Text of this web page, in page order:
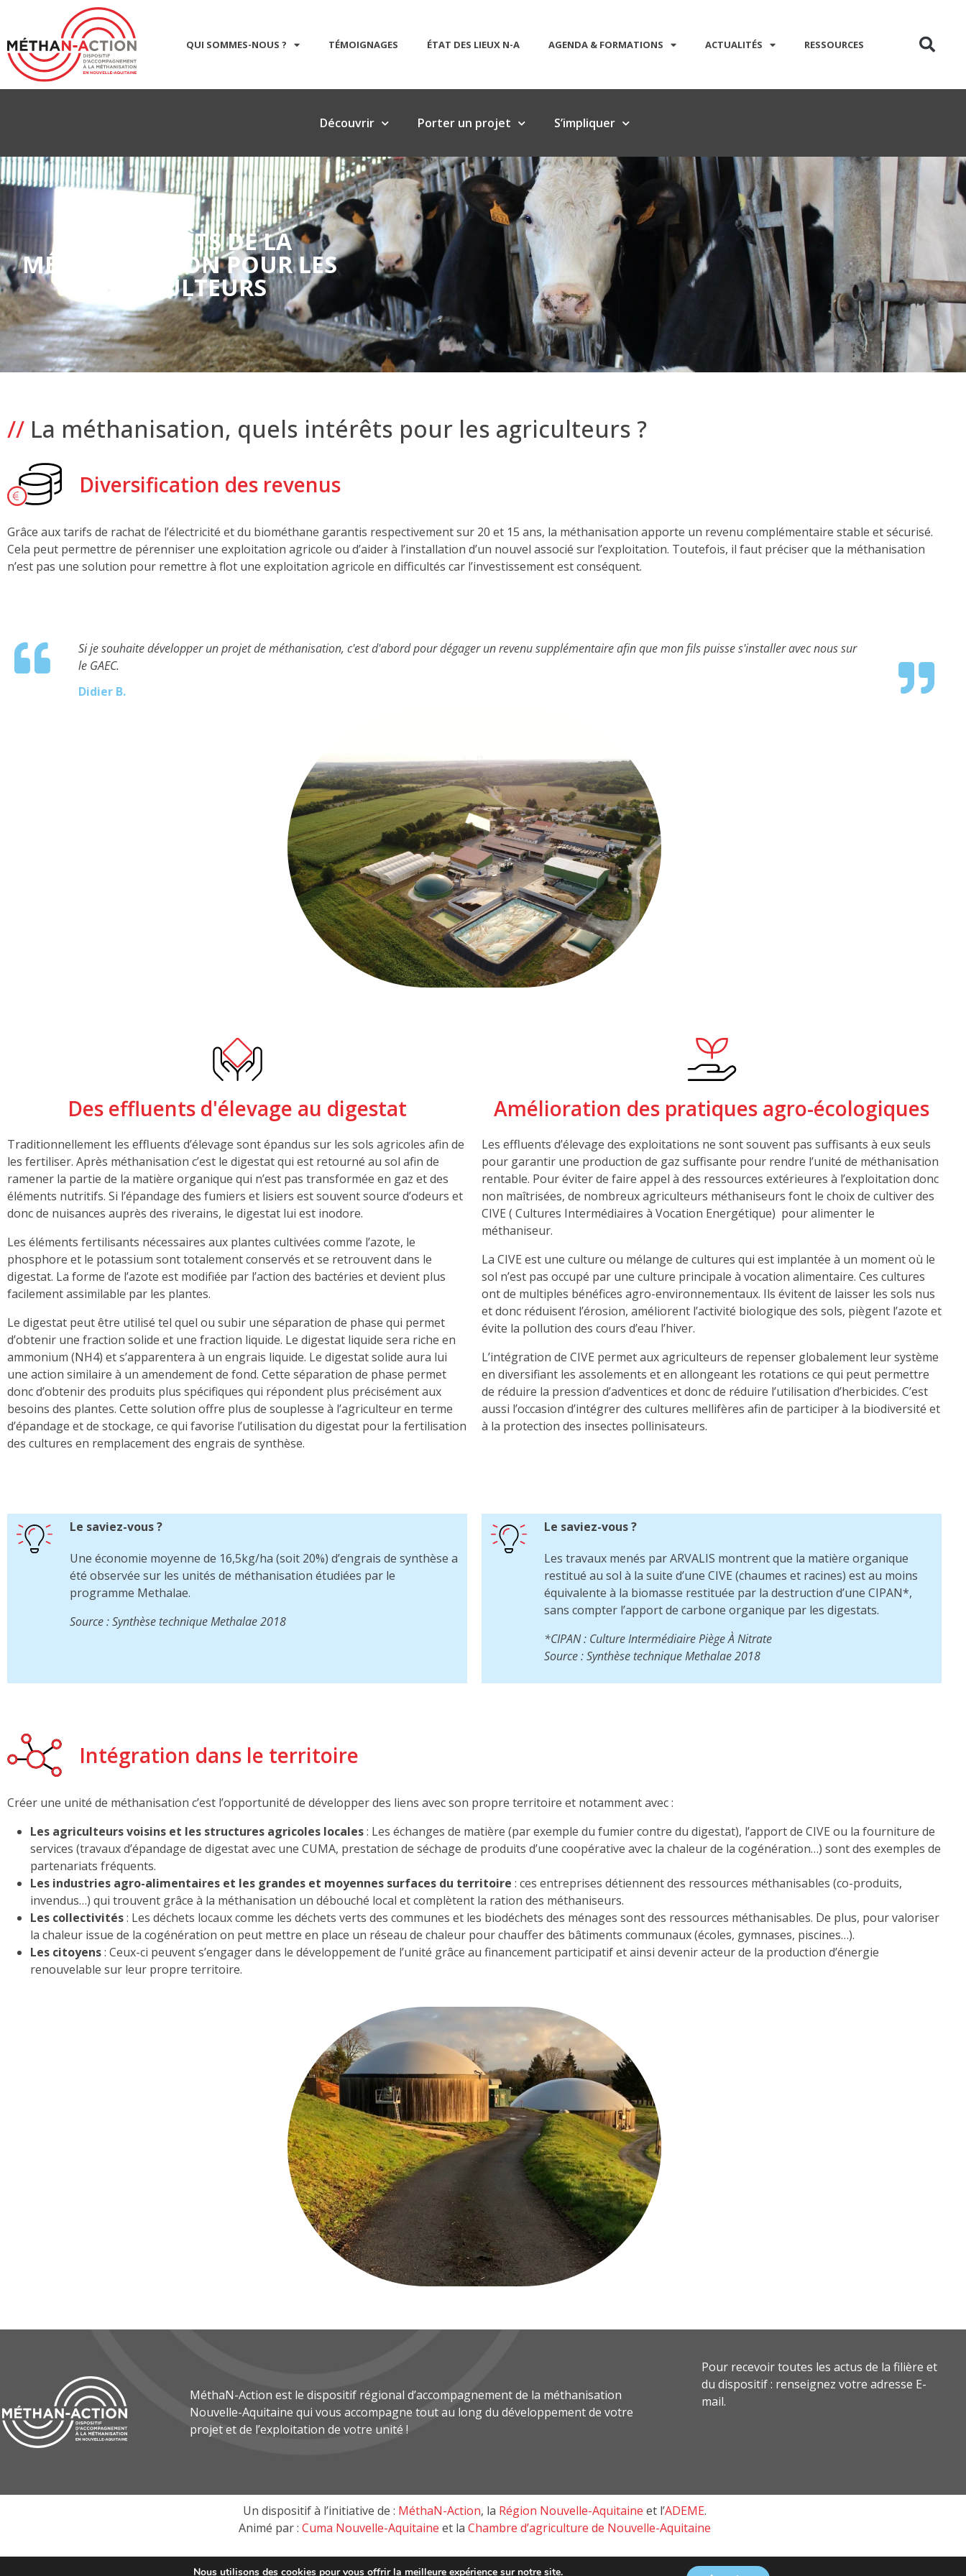
QUI SOMMES-NOUS ? TÉMOIGNAGES ÉTAT DES LIEUX N-A AGENDA & FORMATIONS ACTUALITÉS RESSOURCES
Découvrir Porter un projet S’impliquer
LES INTÉRÊTS DE LA
MÉTHANISATION POUR LES
AGRICULTEURS
// La méthanisation, quels intérêts pour les agriculteurs ?
Diversification des revenus
Grâce aux tarifs de rachat de l’électricité et du biométhane garantis respectivement sur 20 et 15 ans, la méthanisation apporte un revenu complémentaire stable et sécurisé.
Cela peut permettre de pérenniser une exploitation agricole ou d’aider à l’installation d’un nouvel associé sur l’exploitation. Toutefois, il faut préciser que la méthanisation
n’est pas une solution pour remettre à flot une exploitation agricole en difficultés car l’investissement est conséquent.
Si je souhaite développer un projet de méthanisation, c'est d'abord pour dégager un revenu supplémentaire afin que mon fils puisse s'installer avec nous sur
le GAEC.
Didier B.
Des effluents d'élevage au digestat
Traditionnellement les effluents d’élevage sont épandus sur les sols agricoles afin de
les fertiliser. Après méthanisation c’est le digestat qui est retourné au sol afin de
ramener la partie de la matière organique qui n’est pas transformée en gaz et des
éléments nutritifs. Si l’épandage des fumiers et lisiers est souvent source d’odeurs et
donc de nuisances auprès des riverains, le digestat lui est inodore.
Les éléments fertilisants nécessaires aux plantes cultivées comme l’azote, le
phosphore et le potassium sont totalement conservés et se retrouvent dans le
digestat. La forme de l’azote est modifiée par l’action des bactéries et devient plus
facilement assimilable par les plantes.
Le digestat peut être utilisé tel quel ou subir une séparation de phase qui permet
d’obtenir une fraction solide et une fraction liquide. Le digestat liquide sera riche en
ammonium (NH4) et s’apparentera à un engrais liquide. Le digestat solide aura lui
une action similaire à un amendement de fond. Cette séparation de phase permet
donc d’obtenir des produits plus spécifiques qui répondent plus précisément aux
besoins des plantes. Cette solution offre plus de souplesse à l’agriculteur en terme
d’épandage et de stockage, ce qui favorise l’utilisation du digestat pour la fertilisation
des cultures en remplacement des engrais de synthèse.
Amélioration des pratiques agro-écologiques
Les effluents d’élevage des exploitations ne sont souvent pas suffisants à eux seuls
pour garantir une production de gaz suffisante pour rendre l’unité de méthanisation
rentable. Pour éviter de faire appel à des ressources extérieures à l’exploitation donc
non maîtrisées, de nombreux agriculteurs méthaniseurs font le choix de cultiver des
CIVE ( Cultures Intermédiaires à Vocation Energétique) pour alimenter le
méthaniseur.
La CIVE est une culture ou mélange de cultures qui est implantée à un moment où le
sol n’est pas occupé par une culture principale à vocation alimentaire. Ces cultures
ont de multiples bénéfices agro-environnementaux. Ils évitent de laisser les sols nus
et donc réduisent l’érosion, améliorent l’activité biologique des sols, piègent l’azote et
évite la pollution des cours d’eau l’hiver.
L’intégration de CIVE permet aux agriculteurs de repenser globalement leur système
en diversifiant les assolements et en allongeant les rotations ce qui peut permettre
de réduire la pression d’adventices et donc de réduire l’utilisation d’herbicides. C’est
aussi l’occasion d’intégrer des cultures mellifères afin de participer à la biodiversité et
à la protection des insectes pollinisateurs.
Le saviez-vous ?
Une économie moyenne de 16,5kg/ha (soit 20%) d’engrais de synthèse a
été observée sur les unités de méthanisation étudiées par le
programme Methalae.
Source : Synthèse technique Methalae 2018
Le saviez-vous ?
Les travaux menés par ARVALIS montrent que la matière organique
restitué au sol à la suite d’une CIVE (chaumes et racines) est au moins
équivalente à la biomasse restituée par la destruction d’une CIPAN*,
sans compter l’apport de carbone organique par les digestats.
*CIPAN : Culture Intermédiaire Piège À Nitrate
Source : Synthèse technique Methalae 2018
Intégration dans le territoire
Créer une unité de méthanisation c’est l’opportunité de développer des liens avec son propre territoire et notamment avec :
Les agriculteurs voisins et les structures agricoles locales: Les échanges de matière (par exemple du fumier contre du digestat), l’apport de CIVE ou la fourniture de
services (travaux d’épandage de digestat avec une CUMA, prestation de séchage de produits d’une coopérative avec la chaleur de la cogénération…) sont des exemples de
partenariats fréquents.
Les industries agro-alimentaires et les grandes et moyennes surfaces du territoire : ces entreprises détiennent des ressources méthanisables (co-produits,
invendus…) qui trouvent grâce à la méthanisation un débouché local et complètent la ration des méthaniseurs.
Les collectivités: Les déchets locaux comme les déchets verts des communes et les biodéchets des ménages sont des ressources méthanisables. De plus, pour valoriser
la chaleur issue de la cogénération on peut mettre en place un réseau de chaleur pour chauffer des bâtiments communaux (écoles, gymnases, piscines…).
Les citoyens: Ceux-ci peuvent s’engager dans le développement de l’unité grâce au financement participatif et ainsi devenir acteur de la production d’énergie
renouvelable sur leur propre territoire.
MéthaN-Action est le dispositif régional d’accompagnement de la méthanisation
Nouvelle-Aquitaine qui vous accompagne tout au long du développement de votre
projet et de l’exploitation de votre unité !
Pour recevoir toutes les actus de la filière et
du dispositif : renseignez votre adresse E-
mail.
Un dispositif à l’initiative de : MéthaN-Action, la Région Nouvelle-Aquitaine et l’ADEME.
Animé par : Cuma Nouvelle-Aquitaine et la Chambre d’agriculture de Nouvelle-Aquitaine
Nous utilisons des cookies pour vous offrir la meilleure expérience sur notre site.